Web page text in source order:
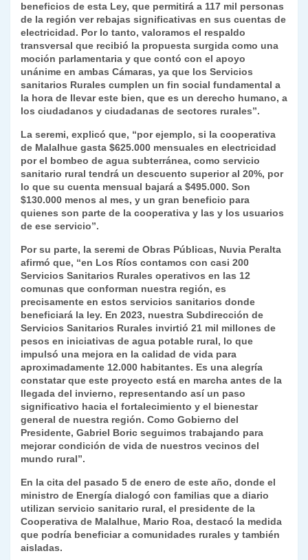
beneficios de esta Ley, que permitirá a 117 mil personas
de la región ver rebajas significativas en sus cuentas de
electricidad. Por lo tanto, valoramos el respaldo
transversal que recibió la propuesta surgida como una
moción parlamentaria y que contó con el apoyo
unánime en ambas Cámaras, ya que los Servicios
sanitarios Rurales cumplen un fin social fundamental a
la hora de llevar este bien, que es un derecho humano, a
los ciudadanos y ciudadanas de sectores rurales”.
La seremi, explicó que, “por ejemplo, si la cooperativa
de Malalhue gasta $625.000 mensuales en electricidad
por el bombeo de agua subterránea, como servicio
sanitario rural tendrá un descuento superior al 20%, por
lo que su cuenta mensual bajará a $495.000. Son
$130.000 menos al mes, y un gran beneficio para
quienes son parte de la cooperativa y las y los usuarios
de ese servicio”.
Por su parte, la seremi de Obras Públicas, Nuvia Peralta
afirmó que, “en Los Ríos contamos con casi 200
Servicios Sanitarios Rurales operativos en las 12
comunas que conforman nuestra región, es
precisamente en estos servicios sanitarios donde
beneficiará la ley. En 2023, nuestra Subdirección de
Servicios Sanitarios Rurales invirtió 21 mil millones de
pesos en iniciativas de agua potable rural, lo que
impulsó una mejora en la calidad de vida para
aproximadamente 12.000 habitantes. Es una alegría
constatar que este proyecto está en marcha antes de la
llegada del invierno, representando así un paso
significativo hacia el fortalecimiento y el bienestar
general de nuestra región. Como Gobierno del
Presidente, Gabriel Boric seguimos trabajando para
mejorar condición de vida de nuestros vecinos del
mundo rural”.
En la cita del pasado 5 de enero de este año, donde el
ministro de Energía dialogó con familias que a diario
utilizan servicio sanitario rural, el presidente de la
Cooperativa de Malalhue, Mario Roa, destacó la medida
que podría beneficiar a comunidades rurales y también
aisladas.